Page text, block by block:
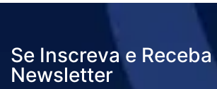
Se Inscreva e Receba
Newsletter